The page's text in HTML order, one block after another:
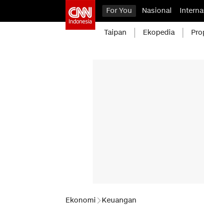
For You Nasional
Taipan Ekopedia
Ekonomi Keuangan